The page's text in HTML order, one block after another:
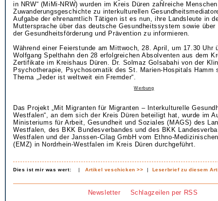
in NRW“ (MiMi-NRW) wurden im Kreis Düren zahlreiche
Zuwanderungsgeschichte zu interkulturellen
Aufgabe der ehrenamtlich Tätigen ist es nun, ihre Landsleute in
Muttersprache über das deutsche Gesundheitssystem sowie über
der Gesundheitsförderung und Prävention zu informieren.
Während einer Feierstunde am Mittwoch, 28. April, um 17.30 Uhr
Wolfgang Spelthahn den 28 erfolgreichen Absolventen aus dem
Zertifikate im Kreishaus Düren. Dr. Solmaz Golsabahi von der
Psychotherapie, Psychosomatik des St. Marien-Hospitals Hamm
Thema „Jeder ist weltweit ein Fremder“.
Werbung
Das Projekt „Mit Migranten für Migranten – Interkulturelle
Westfalen“, an dem sich der Kreis Düren beteiligt hat, wurde im
Ministeriums für Arbeit, Gesundheit und Soziales (MAGS) des
Westfalen, des BKK Bundesverbandes und des BKK
Westfalen und der Janssen-Cilag GmbH vom Ethno-
(EMZ) in Nordrhein-Westfalen im Kreis Düren durchgeführt.
Dies ist mir was wert: |Artikel veschicken >> | Leserbrief zu diesem
Newsletter Schlagzeilen per RSS